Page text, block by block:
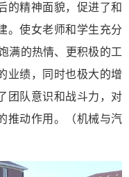
的精神面貌，促进了和
。使女老师和学生充分
满的热情、更积极的工
业绩，同时也极大的增
团队意识和战斗力，对
推动作用。（机械与汽